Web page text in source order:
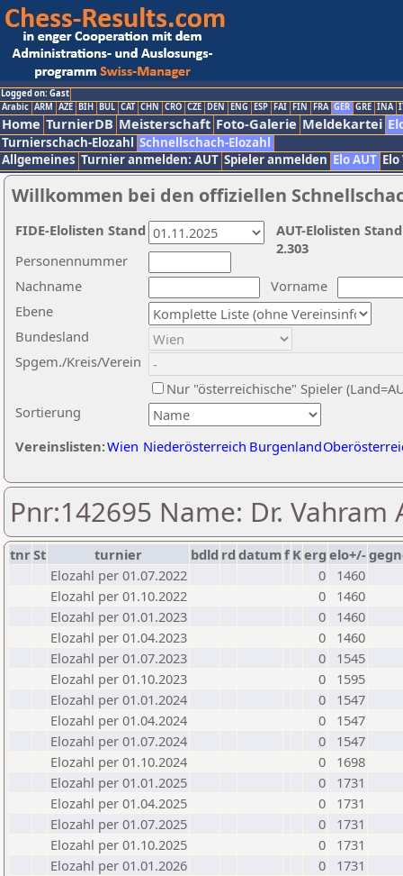
Logged on: Gast
Arabic ARM AZE BIH BUL CAT CHN CRO CZE DEN ENG ESP FAI FIN FRA GER GRE INA
Home TurnierDB Meisterschaft Foto-Galerie Meldekartei
Turnierschach-Elozahl Schnellschach-Elozahl
Allgemeines Turnier anmelden: AUT Spieler anmelden Elo AUT
Willkommen bei den offiziellen
Nachname
Vorname
Ebene
Sortierung
Personennummer
Bundesland
Spgem./Kreis/Verein
Nur "österreichische" Spieler
Vereinslisten:Wien Niederösterreich Burgenland
AUT-Elolisten
2.303
FIDE-Elolisten Stand
Pnr:142695 Name: Dr. Vahram
tnrSt turnier bdld rd datumf Kerg elo+/-
Elozahl per 01.07.2022
0
1460
Elozahl per 01.10.2022
0
1460
Elozahl per 01.01.2023
0
1460
Elozahl per 01.04.2023
0
1460
Elozahl per 01.07.2023
0
1545
Elozahl per 01.10.2023
0
1595
Elozahl per 01.01.2024
0
1547
Elozahl per 01.04.2024
0
1547
Elozahl per 01.07.2024
0
1547
Elozahl per 01.10.2024
0
1698
Elozahl per 01.01.2025
0
1731
Elozahl per 01.04.2025
0
1731
Elozahl per 01.07.2025
0
1731
Elozahl per 01.10.2025
0
1731
Elozahl per 01.01.2026
0
1731